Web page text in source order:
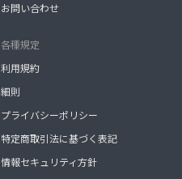
お問い合わせ
各種規定
利用規約
細則
プライバシーポリシー
特定商取引法に基づく表記
情報セキュリティ方針